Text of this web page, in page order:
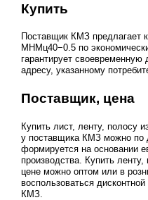
Купить
Поставщик КМЗ предлагает
МНМц40−0.5 по
гарантирует
адресу, указанному
Поставщик, цена
Купить лист, ленту, полосу
у поставщика КМЗ можно по
формируется на основании
производства. Купить
цене можно оптом или в
воспользоваться
КМЗ.